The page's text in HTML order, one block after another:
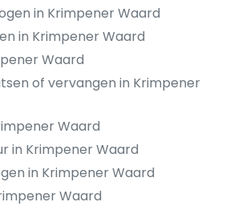
in Krimpener Waard
in Krimpener Waard
Waard
of vervangen in Krimpener
Waard
in Krimpener Waard
in Krimpener Waard
Waard